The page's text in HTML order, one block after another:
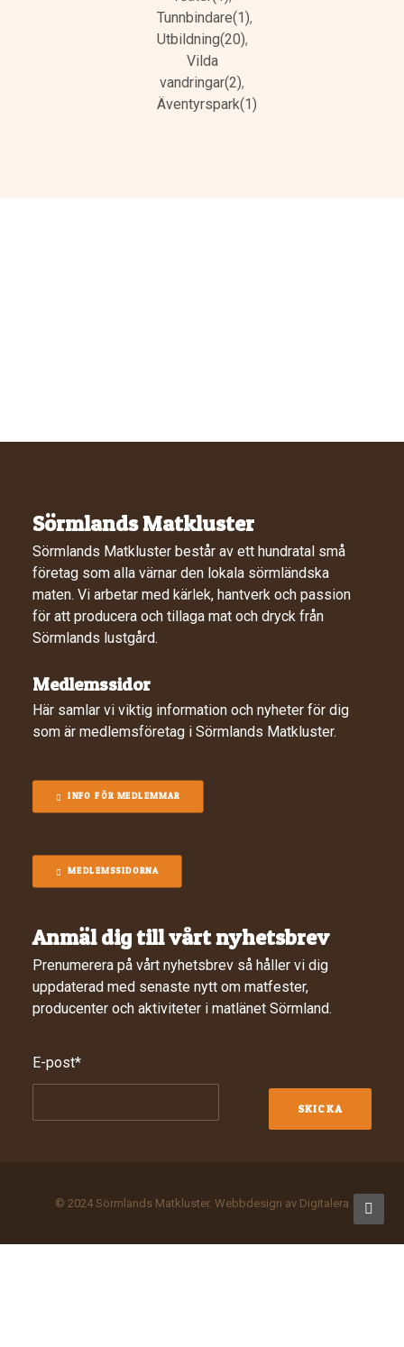
Tunnbindare(1),
Utbildning(20),
Vilda
vandringar(2),
Äventyrspark(1)
Sörmlands Matkluster
Sörmlands Matkluster består av ett hundratal små
företag som alla värnar den lokala sörmländska
maten. Vi arbetar med kärlek, hantverk och passion
för att producera och tillaga mat och dryck från
Sörmlands lustgård.
Medlemssidor
Här samlar vi viktig information och nyheter för dig
som är medlemsföretag i Sörmlands Matkluster.
INFO FÖR MEDLEMMAR
MEDLEMSSIDORNA
Anmäl dig till vårt nyhetsbrev
Prenumerera på vårt nyhetsbrev så håller vi dig
uppdaterad med senaste nytt om matfester,
producenter och aktiviteter i matlänet Sörmland.
E-post*
© 2024 Sörmlands Matkluster. Webbdesign av Digitalera